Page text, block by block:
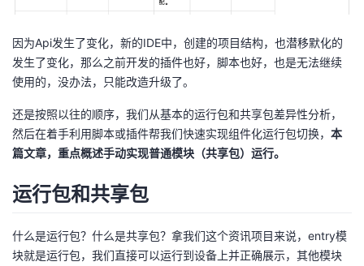
动
关
的
发
堂
我
Programs
的
我
因为Api发生了变化，新的IDE中，创建的项目结构，也潜移默化的
发生了变化，那么之前开发的插件也好，脚本也好，也是无法继续
使用的，没办法，只能改造升级了。
还是按照以往的顺序，我们从基本的运行包和共享包差异性分析，
然后在着手利用脚本或插件帮我们快速实现组件化运行包切换， 本
篇文章，重点概述手动实现普通模块（共享包）运行。
运行包和共享包
什么是运行包？什么是共享包？拿我们这个资讯项目来说，entry模
块就是运行包，我们直接可以运行到设备上并正确展示，其他模块